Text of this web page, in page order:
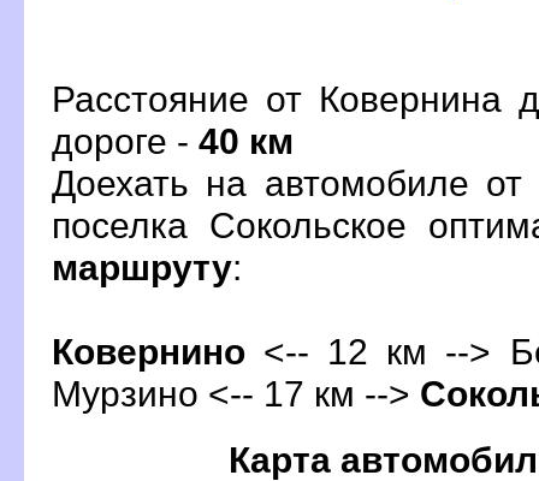
Расстояние от Ковернина
дороге - 40 км
Доехать на автомобиле
поселка Сокольское
маршруту:
Ковернино <-- 12 км -->
Мурзино <-- 17 км -->
Карта